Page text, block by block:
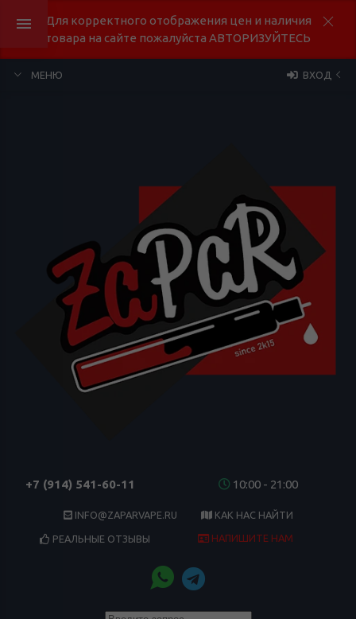
Для корректного отображения цен и наличия
товара на сайте пожалуйста АВТОРИЗУЙТЕСЬ
МЕНЮ ВХОД
+7 (914) 541-60-11 10:00 - 21:00
INFO@ZAPARVAPE.RU КАК НАС НАЙТИ
РЕАЛЬНЫЕ ОТЗЫВЫ НАПИШИТЕ НАМ